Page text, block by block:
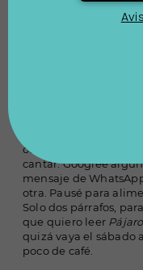
Este 21 de junio se
instauró en 2014 por
India, Narendra
coincidiera con el
año en el hemisferio
“saludos al sol”, una
demandantes de
.
Mientras escribo
ocasiones. Sonó una
cantar. Googleé
mensaje de
otra. Pausé para
Solo dos párrafos,
que quiero leer
quizá vaya el sábado
poco de café.